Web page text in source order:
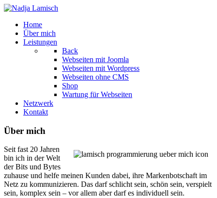
Home
Über mich
Leistungen
Back
Webseiten mit Joomla
Webseiten mit Wordpress
Webseiten ohne CMS
Shop
Wartung für Webseiten
Netzwerk
Kontakt
Über mich
Seit fast 20 Jahren
bin ich in der Welt
der Bits und Bytes
zuhause und helfe meinen Kunden dabei, ihre Markenbotschaft im
Netz zu kommunizieren. Das darf schlicht sein, schön sein, verspielt
sein, komplex sein – vor allem aber darf es individuell sein.